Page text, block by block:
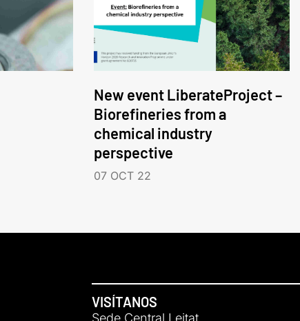
New event LiberateProject –
Biorefineries from a
chemical industry
perspective
07 OCT 22
VISÍTANOS
Sede Central Leitat